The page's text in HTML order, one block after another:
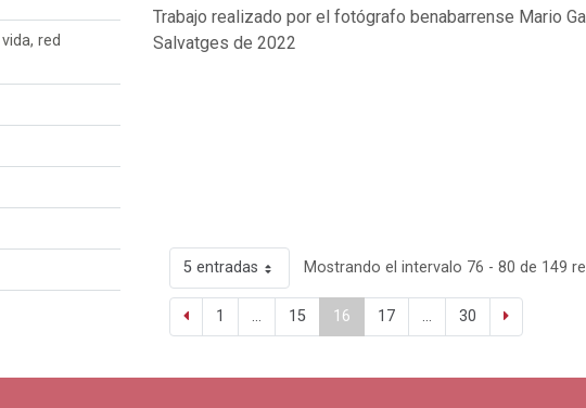
red
Trabajo realizado por el fotógrafo benabarrense Mario
Salvatges de 2022
5 entradas Mostrando el intervalo 76 - 80 de 149
1 ... 15 16 17 ... 30